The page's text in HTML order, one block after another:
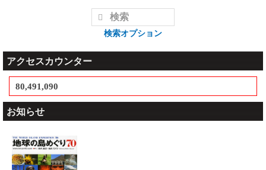
検索オプション
アクセスカウンター
80,491,090
お知らせ